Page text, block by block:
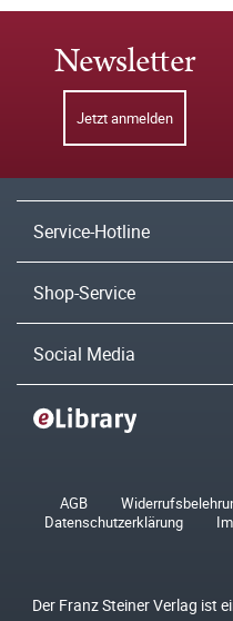
Newsletter
Jetzt anmelden
Service-Hotline
Shop-Service
Social Media
AGB
Datenschutzerklärung
Der Franz Steiner Verlag ist